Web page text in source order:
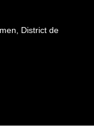
District de